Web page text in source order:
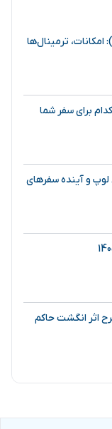
راهنمای فرودگاه شارجه (SHJ): امکانات، ترمینال‌ها
برای سفر شما
لوپ و آینده سفرهای
اثر انگشت حاکم